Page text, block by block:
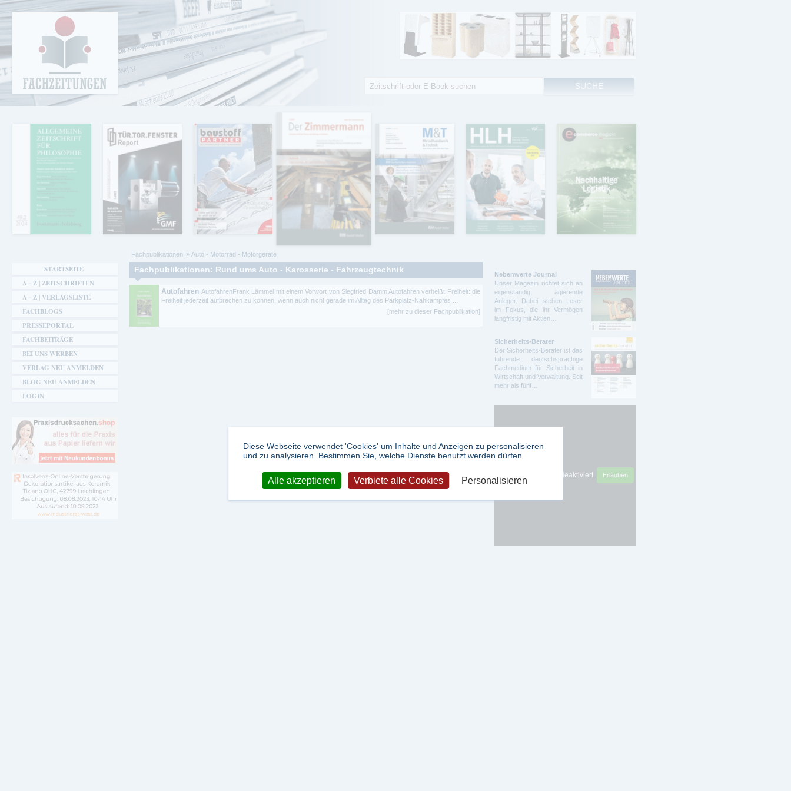
Fachzeitungen.de - Das unabhängige Portal
für Fachmagazine Fachpublikationen &
eBooks
Sie sind hier
Fachpublikationen Auto - Motorrad - Motorgeräte
Fachpublikationen: Rund ums Auto - Karosserie - Fahrzeugtechnik
Autofahren AutofahrenFrank Lämmel mit einem Vorwort von Siegfried Damm Autofahren verheißt Freiheit: die
Freiheit jederzeit aufbrechen zu können, wenn auch nicht gerade im Alltag des Parkplatz-Nahkampfes ...
[mehr zu dieser Fachpublikation]
STARTSEITE
A - Z | ZEITSCHRIFTEN
A - Z | VERLAGSLISTE
FACHBLOGS
PRESSEPORTAL
FACHBEITRÄGE
BEI UNS WERBEN
VERLAG NEU ANMELDEN
BLOG NEU ANMELDEN
LOGIN
Nebenwerte Journal
Unser Magazin richtet sich an
eigenständig agierende
Anleger. Dabei stehen Leser
im Fokus, die ihr Vermögen
langfristig mit Aktien…
Sicherheits-Berater
Der Sicherheits-Berater ist das
führende deutschsprachige
Fachmedium für Sicherheit in
Wirtschaft und Verwaltung. Seit
mehr als fünf…
Google Adsense ist deaktiviert. Erlauben
Suchformular
Diese Webseite verwendet 'Cookies' um Inhalte und Anzeigen zu personalisieren
und zu analysieren. Bestimmen Sie, welche Dienste benutzt werden dürfen
Alle akzeptieren Verbiete alle Cookies Personalisieren